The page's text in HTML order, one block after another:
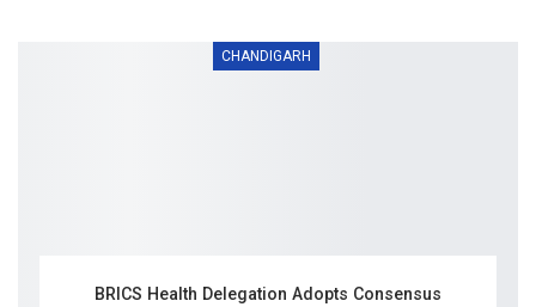
CHANDIGARH
BRICS Health Delegation Adopts Consensus